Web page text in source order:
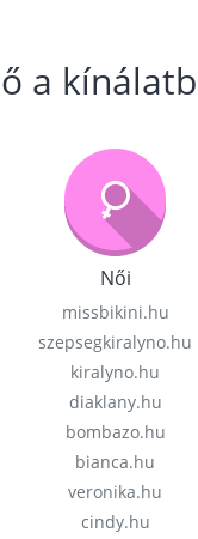
a
Női
missbikini.hu
szepsegkiralyno.hu
kiralyno.hu
diaklany.hu
bombazo.hu
bianca.hu
veronika.hu
cindy.hu